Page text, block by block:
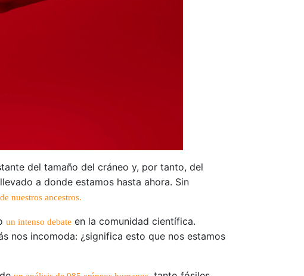
del tamaño del cráneo y, por tanto, del
a donde estamos hasta ahora. Sin
nuestros ancestros.
un intenso debate en la comunidad científica.
nos incomoda: ¿significa esto que nos estamos